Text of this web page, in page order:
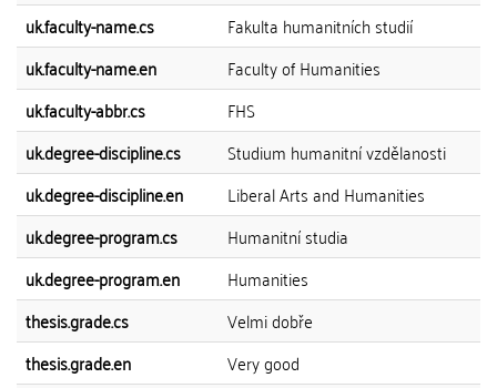
uk.faculty-name.cs
Fakulta humanitních studií
uk.faculty-name.en
Faculty of Humanities
uk.faculty-abbr.cs
FHS
uk.degree-discipline.cs
Studium humanitní vzdělanosti
uk.degree-discipline.en
Liberal Arts and Humanities
uk.degree-program.cs
Humanitní studia
uk.degree-program.en
Humanities
thesis.grade.cs
Velmi dobře
thesis.grade.en
Very good